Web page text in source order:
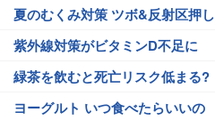
夏のむくみ対策 ツボ&反射区押し
紫外線対策がビタミンD不足に
緑茶を飲むと死亡リスク低まる?
ヨーグルト いつ食べたらいいの